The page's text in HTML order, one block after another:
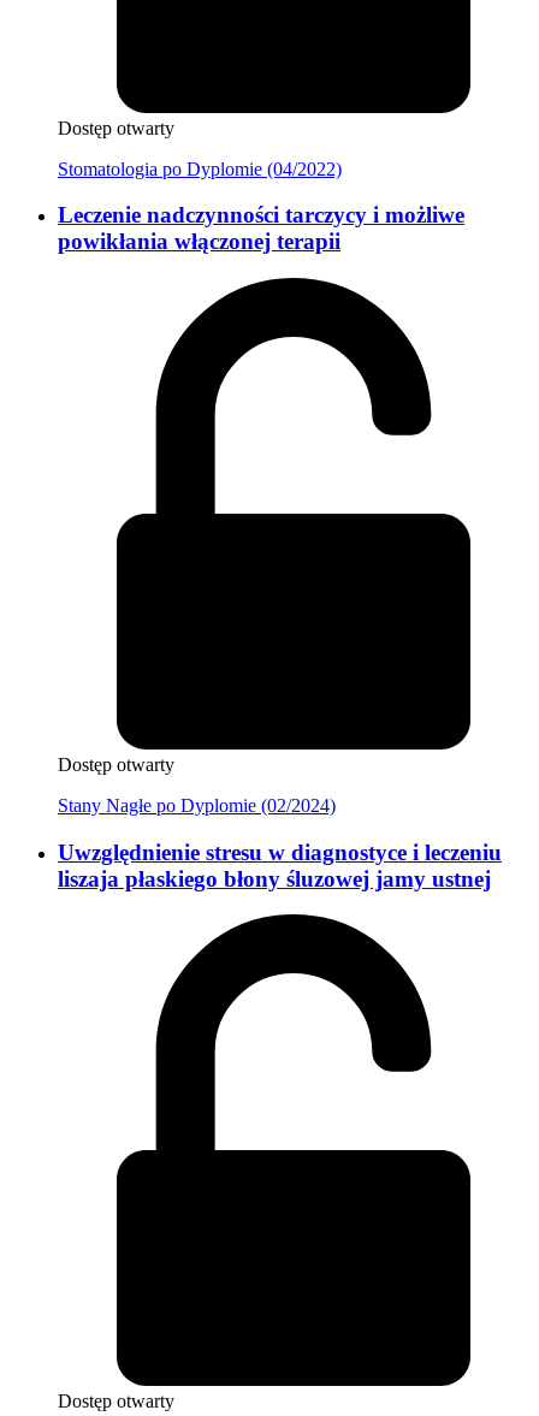
Dostęp otwarty
Stomatologia po Dyplomie (04/2022)
Leczenie nadczynności tarczycy i możliwe
powikłania włączonej terapii
Dostęp otwarty
Stany Nagłe po Dyplomie (02/2024)
Uwzględnienie stresu w diagnostyce i leczeniu
liszaja płaskiego błony śluzowej jamy ustnej
Dostęp otwarty